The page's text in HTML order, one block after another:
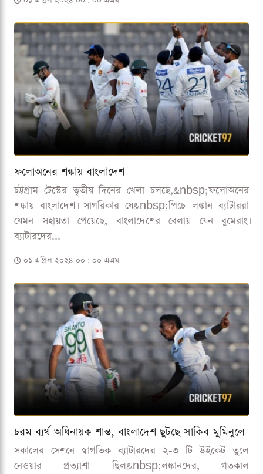
ফলোঅনের শঙ্কায় বাংলাদেশ
চট্টগ্রাম টেস্টের তৃতীয় দিনের খেলা চলছে,&nbsp;ফলোঅনের
শঙ্কায় বাংলাদেশ। সাগরিকার যে&nbsp;পিচে লঙ্কান ব্যাটাররা
যেমন সহায়তা পেয়েছে, বাংলাদেশের বেলায় যেন বুমেরাং।
ব্যাটারদের...
০১ এপ্রিল ২০২৪ ০০ : ০০ এএম
চরম ব্যর্থ অধিনায়ক শান্ত, বাংলাদেশ ছুটছে সাকিব-মুমিনুলে
সকালের সেশনে স্বাগতিক ব্যাটারদের ২-৩ টি উইকেট তুলে
নেওয়ার প্রত্যাশা ছিল&nbsp;লঙ্কানদের, গতকাল